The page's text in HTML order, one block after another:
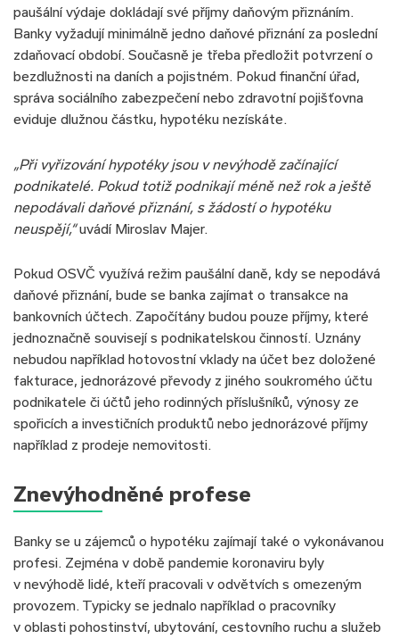
paušální výdaje dokládají své příjmy daňovým přiznáním.
Banky vyžadují minimálně jedno daňové přiznání za poslední
zdaňovací období. Současně je třeba předložit potvrzení o
bezdlužnosti na daních a pojistném. Pokud finanční úřad,
správa sociálního zabezpečení nebo zdravotní pojišťovna
eviduje dlužnou částku, hypotéku nezískáte.
„Při vyřizování hypotéky jsou v nevýhodě začínající
podnikatelé. Pokud totiž podnikají méně než rok a ještě
nepodávali daňové přiznání, s žádostí o hypotéku
neuspějí,“uvádí Miroslav Majer.
Pokud OSVČ využívá režim paušální daně, kdy se nepodává
daňové přiznání, bude se banka zajímat o transakce na
bankovních účtech. Započítány budou pouze příjmy, které
jednoznačně souvisejí s podnikatelskou činností. Uznány
nebudou například hotovostní vklady na účet bez doložené
fakturace, jednorázové převody z jiného soukromého účtu
podnikatele či účtů jeho rodinných příslušníků, výnosy ze
spořicích a investičních produktů nebo jednorázové příjmy
například z prodeje nemovitosti.
Znevýhodněné profese
Banky se u zájemců o hypotéku zajímají také o vykonávanou
profesi. Zejména v době pandemie koronaviru byly
v nevýhodě lidé, kteří pracovali v odvětvích s omezeným
provozem. Typicky se jednalo například o pracovníky
v oblasti pohostinství, ubytování, cestovního ruchu a služeb